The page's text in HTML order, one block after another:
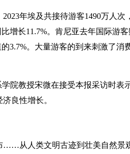
年埃及共接待游客1490万人
增长11.7%。肯尼亚去年国际游
3.7%。大量游客的到来刺激了
院教授宋微在接受本报采访时表
良性增长。
从人类文明古迹到壮美自然景